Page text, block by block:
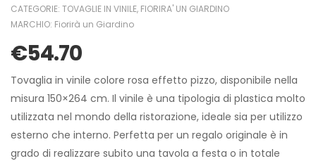
CATEGORIE: TOVAGLIE IN VINILE, FIORIRA' UN GIARDINO
MARCHIO: Fiorirà un Giardino
€54.70
Tovaglia in vinile colore rosa effetto pizzo, disponibile nella
misura 150×264 cm. Il vinile è una tipologia di plastica molto
utilizzata nel mondo della ristorazione, ideale sia per utilizzo
esterno che interno. Perfetta per un regalo originale è in
grado di realizzare subito una tavola a festa o in totale